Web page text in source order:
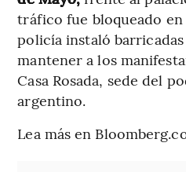
tráfico fue bloqueado
policía instaló
mantener a los
Casa Rosada, sede del
argentino.
Lea más en